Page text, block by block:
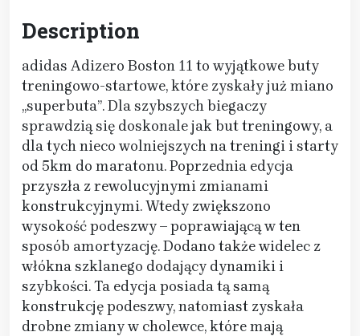
Description
adidas Adizero Boston 11 to wyjątkowe buty
treningowo-startowe, które zyskały już miano
„superbuta”. Dla szybszych biegaczy
sprawdzią się doskonale jak but treningowy, a
dla tych nieco wolniejszych na treningi i starty
od 5km do maratonu. Poprzednia edycja
przyszła z rewolucyjnymi zmianami
konstrukcyjnymi. Wtedy zwiększono
wysokość podeszwy – poprawiającą w ten
sposób amortyzację. Dodano także widelec z
włókna szklanego dodający dynamiki i
szybkości. Ta edycja posiada tą samą
konstrukcję podeszwy, natomiast zyskała
drobne zmiany w cholewce, które mają